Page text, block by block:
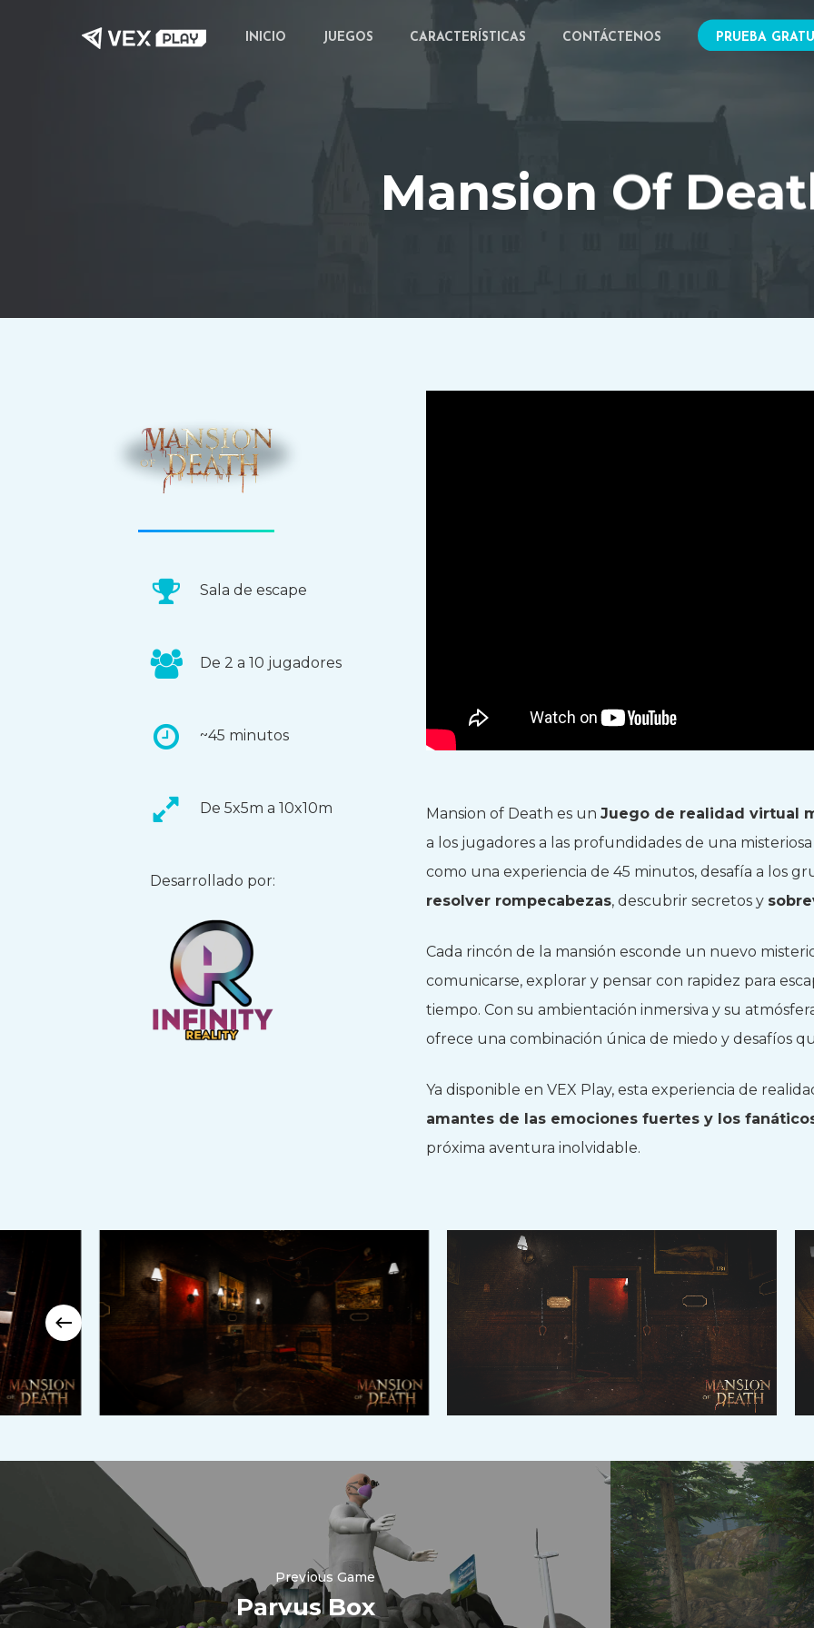
INICIO JUEGOS CARACTERÍSTICAS CONTÁCTENOS PRUEBA
Mansion Of
Sala de escape
De 2 a 10 jugadores
~45 minutos
De 5x5m a 10x10m
Desarrollado por:
Mansion of Death es un Juego de realidad virtual
a los jugadores a las profundidades de una
como una experiencia de 45 minutos, desafía a los
resolver rompecabezas, descubrir secretos y
Cada rincón de la mansión esconde un nuevo
comunicarse, explorar y pensar con rapidez para
tiempo. Con su ambientación inmersiva y su
ofrece una combinación única de miedo y desafíos
Ya disponible en VEX Play, esta experiencia de
amantes de las emociones fuertes y los
próxima aventura inolvidable.
Previous Game
Parvus Box